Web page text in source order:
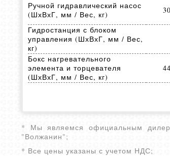
Ручной гидравлический насос
(ШхВхГ, мм / Вес, кг)
Гидростанция с блоком
управления (ШхВхГ, мм / Вес,
кг)
Бокс нагревательного
элемента и торцевателя
(ШхВхГ, мм / Вес, кг)
* Мы являемся официальным
"Волжанин";
* Все цены указаны с учетом НДС;